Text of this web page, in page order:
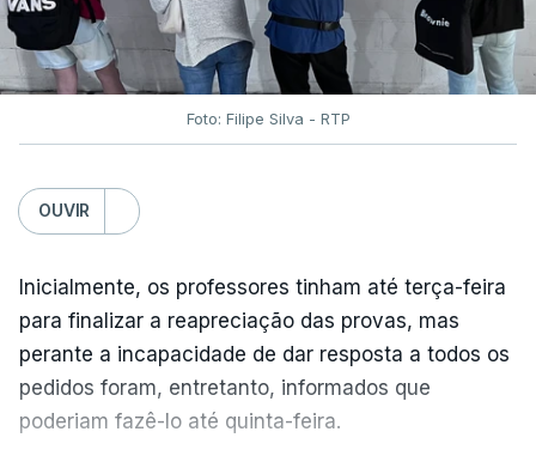
Foto: Filipe Silva - RTP
OUVIR
Inicialmente, os professores tinham até terça-feira
para finalizar a reapreciação das provas, mas
perante a incapacidade de dar resposta a todos os
pedidos foram, entretanto, informados que
poderiam fazê-lo até quinta-feira.